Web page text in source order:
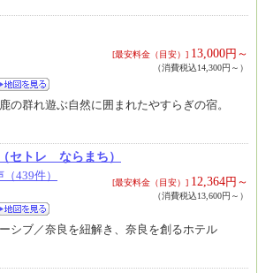
[最安料金（目安）] 13,000円～
（消費税込14,300円～）
の群れ遊ぶ自然に囲まれたやすらぎの宿。
セトレ ならまち）
439件）
[最安料金（目安）] 12,364円～
（消費税込13,600円～）
シブ／奈良を紐解き、奈良を創るホテル